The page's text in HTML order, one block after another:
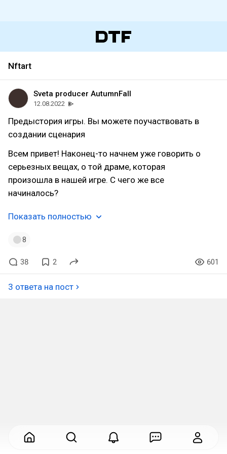
Nftart
Sveta producer AutumnFall
12.08.2022
Предыстория игры. Вы можете поучаствовать в
создании сценария
Всем привет! Наконец-то начнем уже говорить о
серьезных вещах, о той драме, которая
произошла в нашей игре. С чего же все
начиналось?
Показать полностью
8
38 2 601
3 ответа на пост